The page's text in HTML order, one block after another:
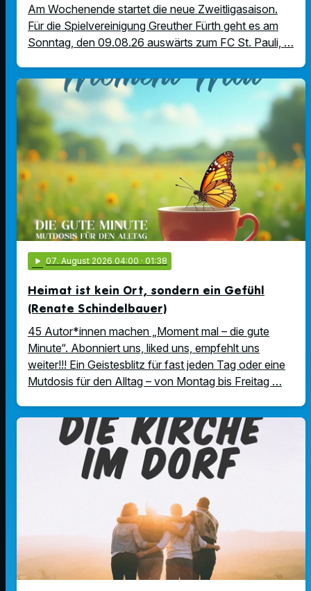
Am Wochenende startet die neue Zweitligasaison.
Für die Spielvereinigung Greuther Fürth geht es am
Sonntag, den 09.08.26 auswärts zum FC St. Pauli, …
play_arrow 07. August 2026 04:00 · 01:38
Heimat ist kein Ort, sondern ein Gefühl
(Renate Schindelbauer)
45 Autor*innen machen „Moment mal – die gute
Minute“. Abonniert uns, liked uns, empfehlt uns
weiter!!! Ein Geistesblitz für fast jeden Tag oder eine
Mutdosis für den Alltag – von Montag bis Freitag …